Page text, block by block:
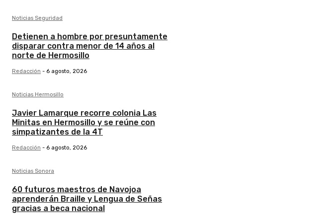
Noticias Seguridad
Detienen a hombre por presuntamente
disparar contra menor de 14 años al
norte de Hermosillo
Redacción - 6 agosto, 2026
Noticias Hermosillo
Javier Lamarque recorre colonia Las
Minitas en Hermosillo y se reúne con
simpatizantes de la 4T
Redacción - 6 agosto, 2026
Noticias Sonora
60 futuros maestros de Navojoa
aprenderán Braille y Lengua de Señas
gracias a beca nacional